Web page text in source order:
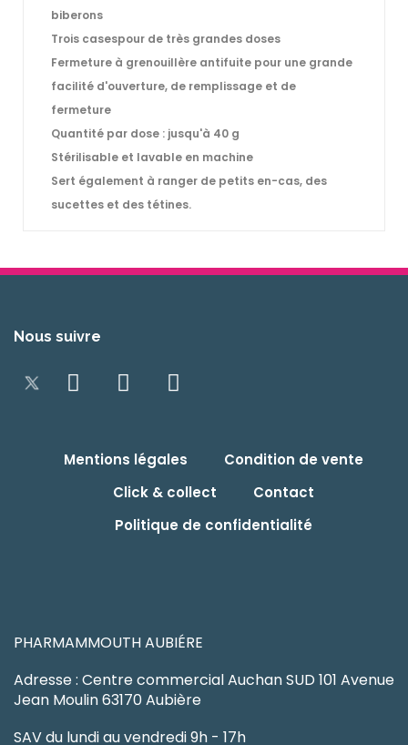
biberons
Trois casespour de très grandes doses
Fermeture à grenouillère antifuite pour une grande
facilité d'ouverture, de remplissage et de
fermeture
Quantité par dose : jusqu'à 40 g
Stérilisable et lavable en machine
Sert également à ranger de petits en-cas, des
sucettes et des tétines.
Nous suivre
Mentions légales
Condition de vente
Click & collect
Contact
Politique de confidentialité
PHARMAMMOUTH AUBIÉRE
Adresse : Centre commercial Auchan SUD 101 Avenue
Jean Moulin 63170 Aubière
SAV du lundi au vendredi 9h - 17h